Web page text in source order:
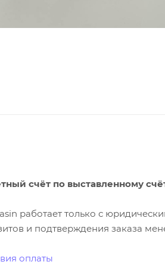
счёт по выставленному
работает только с
и подтверждения заказа
оплаты